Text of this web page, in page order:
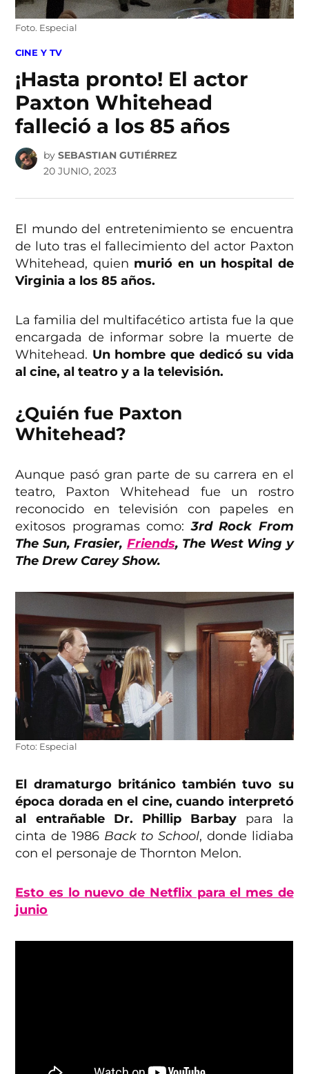
Foto. Especial
POSTED
CINE Y TV
¡Hasta pronto! El actor
Paxton Whitehead
falleció a los 85 años
by SEBASTIAN GUTIÉRREZ
20 JUNIO, 2023
El mundo del entretenimiento se encuentra
de luto tras el fallecimiento del actor Paxton
Whitehead, quien murió en un hospital de
Virginia a los 85 años.
La familia del multifacético artista fue la que
encargada de informar sobre la muerte de
Whitehead. Un hombre que dedicó su vida
al cine, al teatro y a la televisión.
¿Quién fue Paxton
Whitehead?
Aunque pasó gran parte de su carrera en el
teatro, Paxton Whitehead fue un rostro
reconocido en televisión con papeles en
exitosos programas como:3rd Rock From
The Sun, Frasier, Friends, The West Wing y
The Drew Carey Show.
Foto: Especial
El dramaturgo británico también tuvo su
época dorada en el cine, cuando interpretó
al entrañable Dr. Phillip Barbay para la
cinta de 1986 Back to School, donde lidiaba
con el personaje de Thornton Melon.
Esto es lo nuevo de Netflix para el mes de
junio